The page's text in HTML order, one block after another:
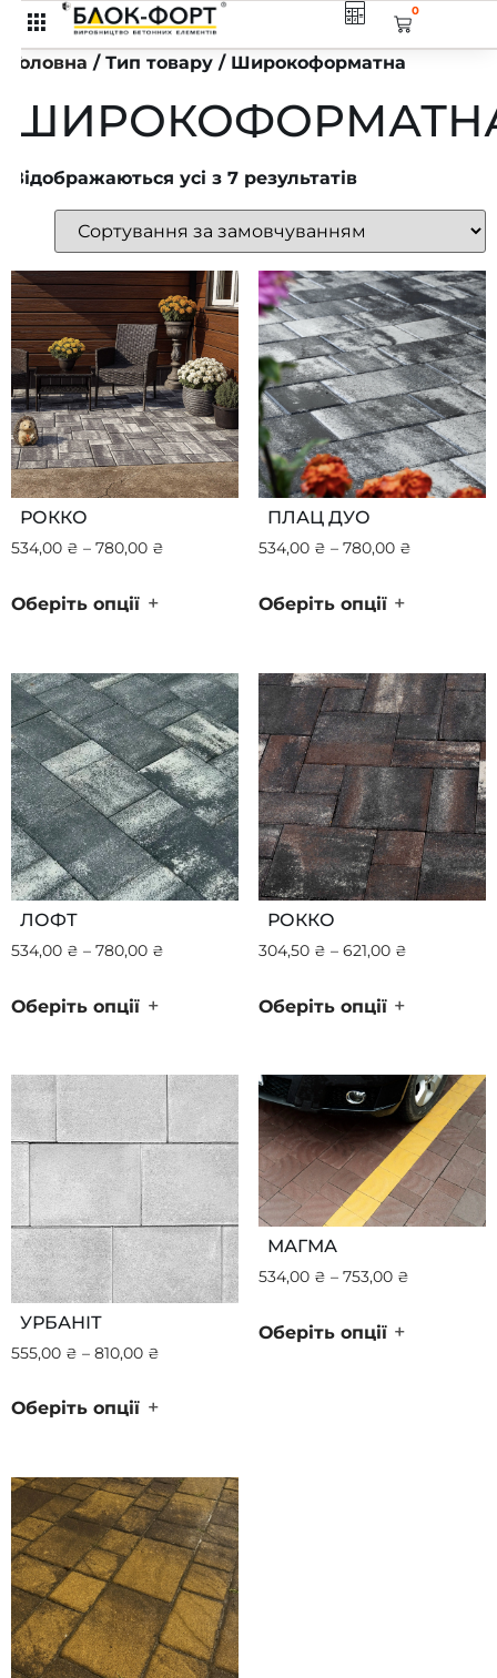
0
Головна / Тип товару / Широкоформатна
Відображаються усі з 7 результатів
РОККО
534,00 ₴ – 780,00 ₴
Оберіть опції +
ПЛАЦ ДУО
534,00 ₴ – 780,00 ₴
Оберіть опції +
ЛОФТ
534,00 ₴ – 780,00 ₴
Оберіть опції +
РОККО
304,50 ₴ – 621,00 ₴
Оберіть опції +
УРБАНІТ
555,00 ₴ – 810,00 ₴
Оберіть опції +
МАГМА
534,00 ₴ – 753,00 ₴
Оберіть опції +